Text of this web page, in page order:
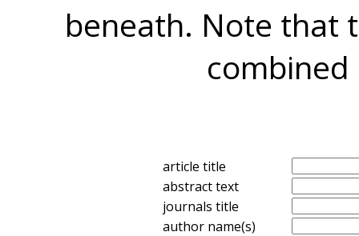
beneath. Note that
combined
article title
abstract text
journals title
author name(s)